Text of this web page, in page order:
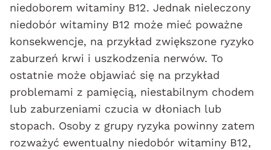
niedoborem witaminy B12. Jednak nieleczony
niedobór witaminy B12 może mieć poważne
konsekwencje, na przykład zwiększone ryzyko
zaburzeń krwi i uszkodzenia nerwów. To
ostatnie może objawiać się na przykład
problemami z pamięcią, niestabilnym chodem
lub zaburzeniami czucia w dłoniach lub
stopach. Osoby z grupy ryzyka powinny zatem
rozważyć ewentualny niedobór witaminy B12,